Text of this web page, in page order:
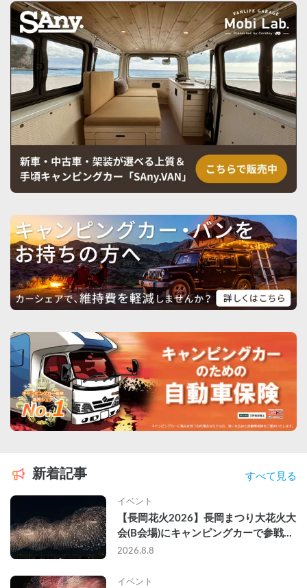
新着記事 すべて見る
イベント
【長岡花火2026】長岡まつり大花火大
会(B会場)にキャンピングカーで参戦し
て、長岡駅前で車中泊してきた
2026.8.8
イベント